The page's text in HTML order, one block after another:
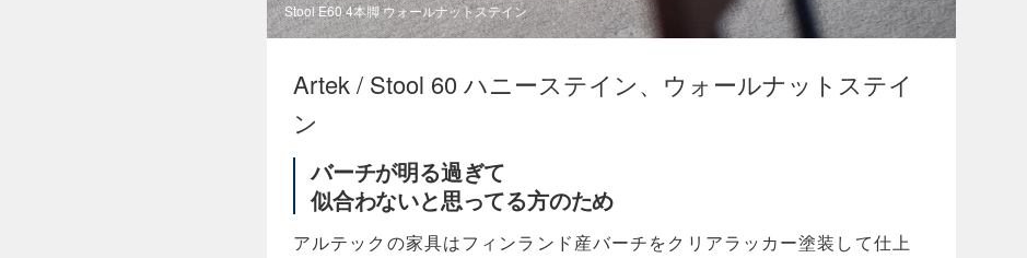
Stool E60 4本脚 ウォールナットステイン
Artek / Stool 60 ハニーステイン、ウォールナットステイ
ン
バーチが明る過ぎて
似合わないと思ってる方のため
アルテックの家具はフィンランド産バーチをクリアラッカー塗装して仕上